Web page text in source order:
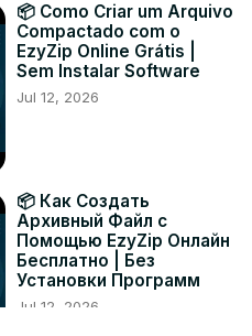
📦 Como Criar um Arquivo
Compactado com o
EzyZip Online Grátis |
Sem Instalar Software
Jul 12, 2026
📦 Как Создать
Архивный Файл с
Помощью EzyZip Онлайн
Бесплатно | Без
Установки Программ
Jul 12, 2026